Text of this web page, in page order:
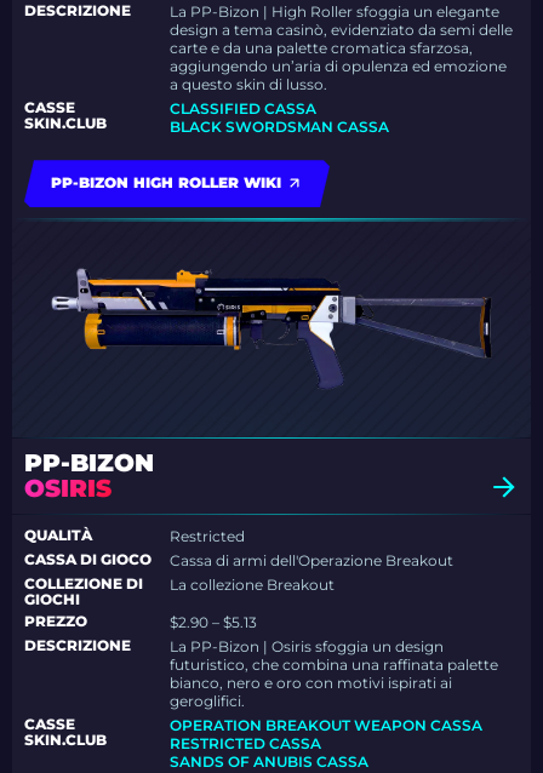
DESCRIZIONE
La PP-Bizon | High Roller sfoggia un elegante
design a tema casinò, evidenziato da semi delle
carte e da una palette cromatica sfarzosa,
aggiungendo un’aria di opulenza ed emozione
a questo skin di lusso.
CASSE
SKIN.CLUB
CLASSIFIED CASSA
BLACK SWORDSMAN CASSA
PP-BIZON HIGH ROLLER WIKI
PP-BIZON
OSIRIS
QUALITÀ
Restricted
CASSA DI GIOCO
Cassa di armi dell'Operazione Breakout
COLLEZIONE DI
GIOCHI
La collezione Breakout
PREZZO
$2.90 – $5.13
DESCRIZIONE
La PP-Bizon | Osiris sfoggia un design
futuristico, che combina una raffinata palette
bianco, nero e oro con motivi ispirati ai
geroglifici.
CASSE
SKIN.CLUB
OPERATION BREAKOUT WEAPON CASSA
RESTRICTED CASSA
SANDS OF ANUBIS CASSA